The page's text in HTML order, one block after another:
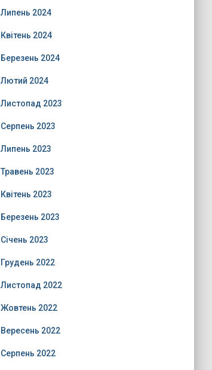
Липень 2024
Квітень 2024
Березень 2024
Лютий 2024
Листопад 2023
Серпень 2023
Липень 2023
Травень 2023
Квітень 2023
Березень 2023
Січень 2023
Грудень 2022
Листопад 2022
Жовтень 2022
Вересень 2022
Серпень 2022